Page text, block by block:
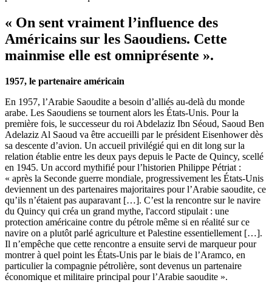
« On sent vraiment l’influence des
Américains sur les Saoudiens. Cette
mainmise elle est omniprésente ».
1957, le partenaire américain
En 1957, l’Arabie Saoudite a besoin d’alliés au-delà du monde
arabe. Les Saoudiens se tournent alors les États-Unis. Pour la
première fois, le successeur du roi Abdelaziz Ibn Séoud, Saoud Ben
Adelaziz Al Saoud va être accueilli parle président Eisenhowerdès
sa descente d’avion. Un accueil privilégié qui en dit long sur la
relation établie entre les deux pays depuis le Pacte de Quincy, scellé
en 1945. Un accord mythifié pour l’historien Philippe Pétriat :
« après la Seconde guerre mondiale, progressivement les États-Unis
deviennent un des partenaires majoritaires pour l’Arabie saoudite, ce
qu’ils n’étaient pas auparavant […]. C’est la rencontre sur le navire
du Quincy qui créa un grand mythe, l'accord stipulait : une
protection américaine contre du pétrole même si en réalité sur ce
navire on a plutôt parlé agriculture et Palestine essentiellement […].
Il n’empêche que cette rencontre a ensuite servi de marqueur pour
montrer à quel point les États-Unis par le biais de l’Aramco, en
particulier la compagnie pétrolière, sont devenus un partenaire
économique et militaire principal pour l’Arabie saoudite ».